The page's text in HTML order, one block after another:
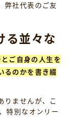
弊社代表のご友
る並々な
ご自身の人生を
るのかを書き綴
りませんが、こ
特別なオンリー